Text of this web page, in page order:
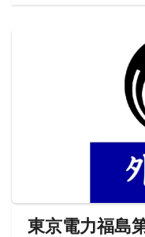
東京電力福島